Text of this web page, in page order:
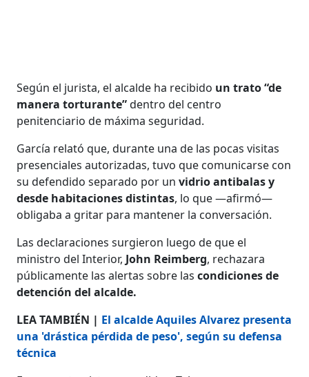
Según el jurista, el alcalde ha recibido un trato “de
manera torturante”dentro del centro
penitenciario de máxima seguridad.
García relató que, durante una de las pocas visitas
presenciales autorizadas, tuvo que comunicarse con
su defendido separado por unvidrio antibalas y
desde habitaciones distintas, lo que —afirmó—
obligaba a gritar para mantener la conversación.
Las declaraciones surgieron luego de que el
ministro del Interior, John Reimberg, rechazara
públicamente las alertas sobre lascondiciones de
detención del alcalde.
LEA TAMBIÉN | El alcalde Aquiles Alvarez presenta
una 'drástica pérdida de peso', según su defensa
técnica